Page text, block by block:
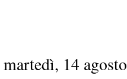
martedì, 14